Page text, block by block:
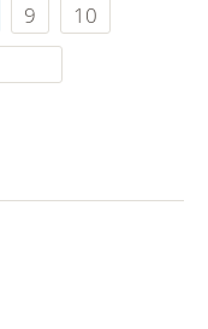
9
10